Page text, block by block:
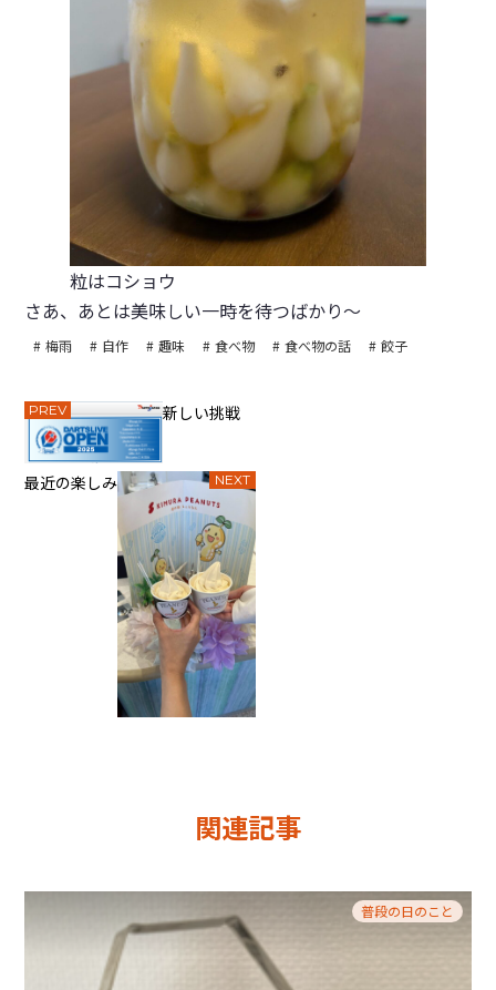
粒はコショウ
さあ、あとは美味しい一時を待つばかり～
梅雨 自作 趣味 食べ物 食べ物の話 餃子
PREV 新しい挑戦
NEXT
最近の楽しみ
関連記事
普段の日のこと